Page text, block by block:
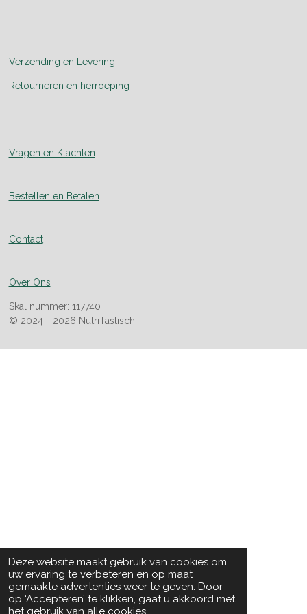
Deze website maakt gebruik van cookies om
uw ervaring te verbeteren en op maat
gemaakte advertenties weer te geven. Door
op ‘Accepteren’ te klikken, gaat u akkoord met
het gebruik van alle cookies.
Verzending en Levering
Retourneren en herroeping
Vragen en Klachten
Bestellen en Betalen
Contact
Over Ons
Skal nummer: 117740
© 2024 - 2026 NutriTastisch